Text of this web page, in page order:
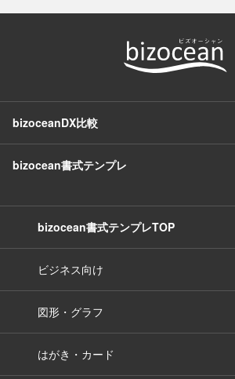
bizoceanDX比較
bizocean書式テンプレ
bizocean書式テンプレTOP
ビジネス向け
図形・グラフ
はがき・カード